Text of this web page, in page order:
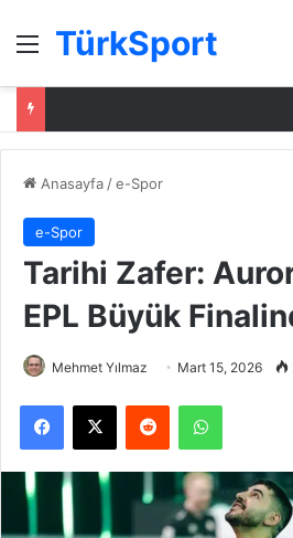
Menü
TürkSport
Anasayfa /e-Spor
e-Spor
Tarihi Zafer:
EPL Büyük
Mehmet Yılmaz Mart 15, 2026
Facebook
X Reddit WhatsApp